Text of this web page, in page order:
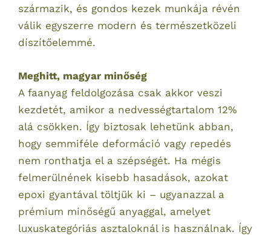
származik, és gondos kezek munkája révén
válik egyszerre modern és természetközeli
díszítőelemmé.
Meghitt, magyar minőség
A faanyag feldolgozása csak akkor veszi
kezdetét, amikor a nedvességtartalom 12%
alá csökken. Így biztosak lehetünk abban,
hogy semmiféle deformáció vagy repedés
nem ronthatja el a szépségét. Ha mégis
felmerülnének kisebb hasadások, azokat
epoxi gyantával töltjük ki – ugyanazzal a
prémium minőségű anyaggal, amelyet
luxuskategóriás asztaloknál is használnak. Így